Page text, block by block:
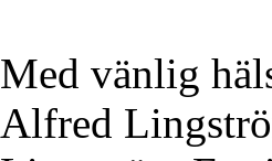
Med vänlig
Alfred